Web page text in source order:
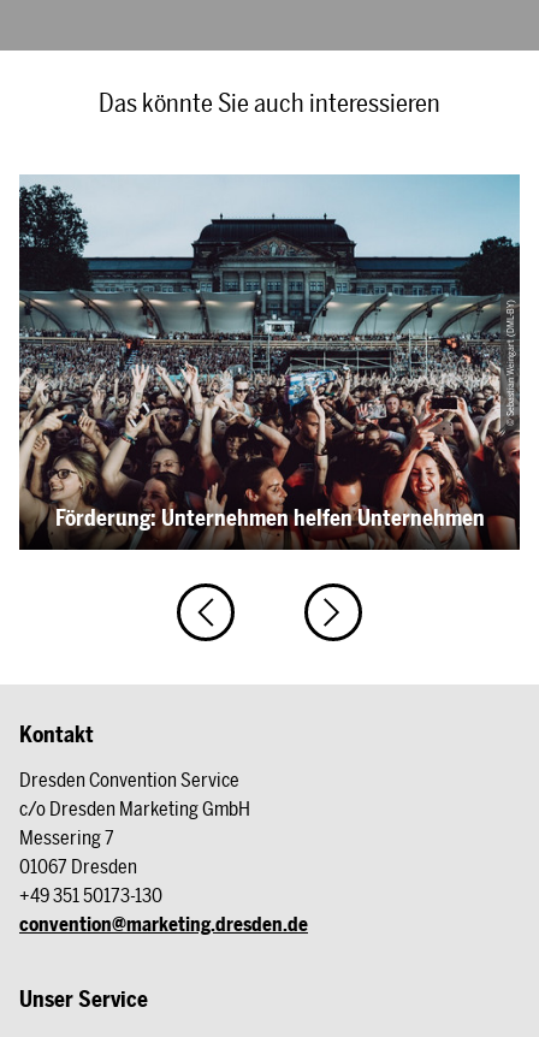
Das könnte Sie auch interessieren
Förderung: Unternehmen helfen Unternehmen
© Sebastian Weingart (DML-BY)
Kontakt
Dresden Convention Service
c/o Dresden Marketing GmbH
Messering 7
01067 Dresden
+49 351 50173-130
convention@marketing.dresden.de
Unser Service